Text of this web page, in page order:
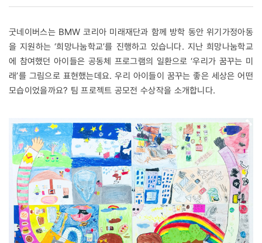
굿네이버스는 BMW 코리아 미래재단과 함께 방학 동안 위기가정아동
을 지원하는 ‘희망나눔학교’를 진행하고 있습니다. 지난 희망나눔학교
에 참여했던 아이들은 공동체 프로그램의 일환으로 ‘우리가 꿈꾸는 미
래’를 그림으로 표현했는데요. 우리 아이들이 꿈꾸는 좋은 세상은 어떤
모습이었을까요? 팀 프로젝트 공모전 수상작을 소개합니다.